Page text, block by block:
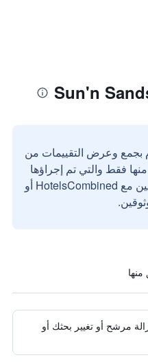
بجمع وعرض التقييمات من
فقط والتي تم إجراؤها
بواسطة مستخدمين حقيقيين مع HotelsCombined أو
مرشح أو تغيير بحثك أو